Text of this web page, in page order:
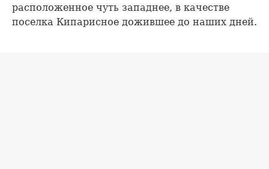
расположенное чуть западнее, в качестве
поселка Кипарисное дожившее до наших дней.